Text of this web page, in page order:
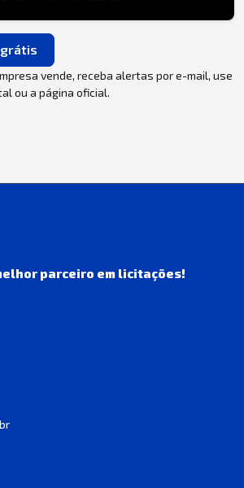
vende, receba alertas por e-mail, use
ou a página oficial.
parceiro em licitações!